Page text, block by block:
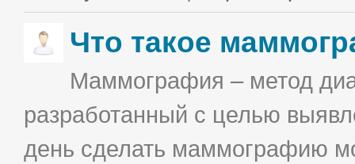
Что такое
Маммография – метод
разработанный с целью
день сделать маммографию